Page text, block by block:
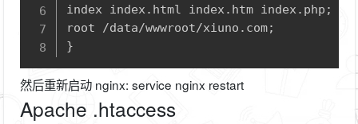
index index.html index.htm index.php;
root /data/wwwroot/xiuno.com;
}
然后重新启动 nginx: service nginx restart
Apache .htaccess